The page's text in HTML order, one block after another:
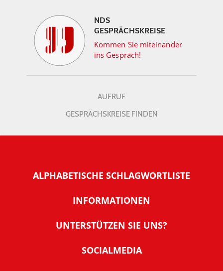
NDS
GESPRÄCHSKREISE
Kommen Sie miteinander
ins Gespräch!
AUFRUF
GESPRÄCHSKREISE FINDEN
ALPHABETISCHE SCHLAGWORTLISTE
INFORMATIONEN
Warum NachDenkSeiten
Tipps zur Nutzung der NachDenkSeiten
UNTERSTÜTZEN SIE UNS?
SOCIALMEDIA